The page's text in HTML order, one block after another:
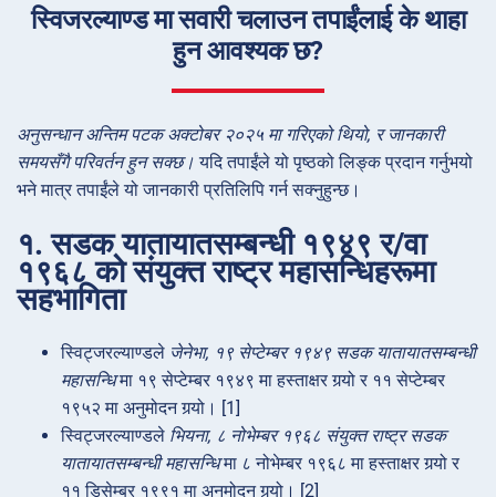
स्विजरल्याण्ड मा सवारी चलाउन तपाईंलाई के थाहा
हुन आवश्यक छ?
अनुसन्धान अन्तिम पटक अक्टोबर २०२५ मा गरिएको थियो, र जानकारी
समयसँगै परिवर्तन हुन सक्छ। यदि तपाईंले यो पृष्ठको लिङ्क प्रदान गर्नुभयो
भने मात्र तपाईंले यो जानकारी प्रतिलिपि गर्न सक्नुहुन्छ।
१. सडक यातायातसम्बन्धी १९४९ र/वा
१९६८ को संयुक्त राष्ट्र महासन्धिहरूमा
सहभागिता
स्विट्जरल्याण्डले जेनेभा, १९ सेप्टेम्बर १९४९ सडक यातायातसम्बन्धी
महासन्धिमा १९ सेप्टेम्बर १९४९ मा हस्ताक्षर गर्‍यो र ११ सेप्टेम्बर
१९५२ मा अनुमोदन गर्‍यो। [1]
स्विट्जरल्याण्डले भियना, ८ नोभेम्बर १९६८ संयुक्त राष्ट्र सडक
यातायातसम्बन्धी महासन्धिमा ८ नोभेम्बर १९६८ मा हस्ताक्षर गर्‍यो र
११ डिसेम्बर १९९१ मा अनुमोदन गर्‍यो। [2]